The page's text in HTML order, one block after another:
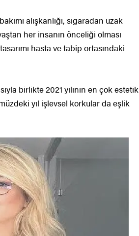
alışkanlığı, sigaradan uzak
her insanın önceliği olması
hasta ve tabip ortasındaki
birlikte 2021 yılının en çok estetik
yıl işlevsel korkular da eşlik